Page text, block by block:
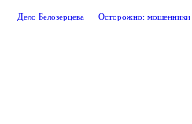
Дело Белозерцева Осторожно: мошенники